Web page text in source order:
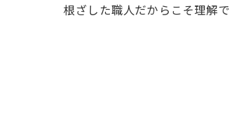
根ざした職人だからこそ理解